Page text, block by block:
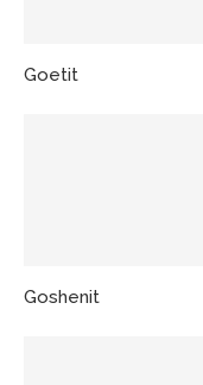
Goetit
Goshenit